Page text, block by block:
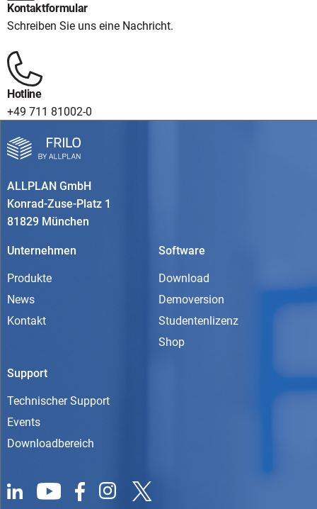
Kontaktformular
Schreiben Sie uns eine Nachricht.
Hotline
+49 711 81002-0
ALLPLAN GmbH
Konrad-Zuse-Platz 1
81829 München
Unternehmen
Produkte
News
Kontakt
Software
Download
Demoversion
Studentenlizenz
Shop
Support
Technischer Support
Events
Downloadbereich